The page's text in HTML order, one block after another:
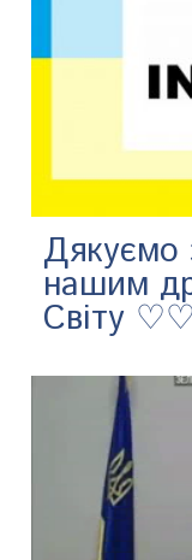
Дякуємо
нашим
Світу